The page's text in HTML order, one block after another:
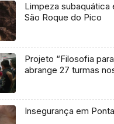
Limpeza subaquática
São Roque do Pico
Projeto “Filosofia
abrange 27 turmas
Insegurança em